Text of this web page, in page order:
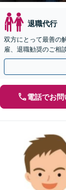
退職代行
双方にとって最善の
雇、退職勧奨のご相
電話でお